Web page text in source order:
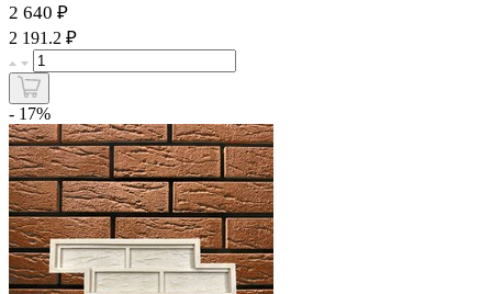
2 640 ₽
2 191.2 ₽
- 17%